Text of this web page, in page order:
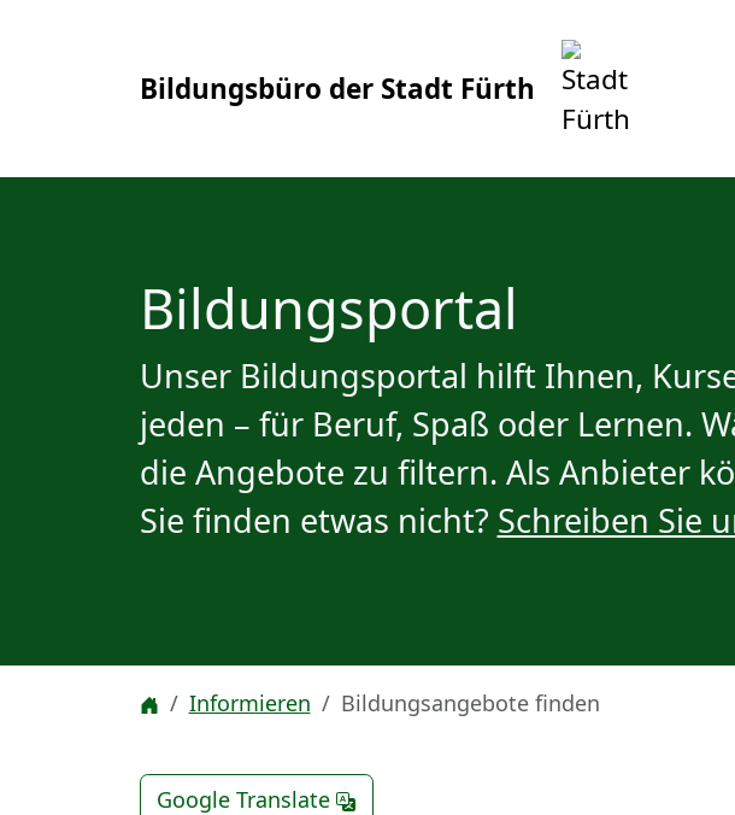
Bildungsbüro der Stadt Fürth
Bildungsportal
Unser Bildungsportal hilft Ihnen,
jeden – für Beruf, Spaß oder Lernen.
die Angebote zu filtern. Als Anbieter
Sie finden etwas nicht? Schreiben Sie
Informieren Bildungsangebote finden
Google Translate